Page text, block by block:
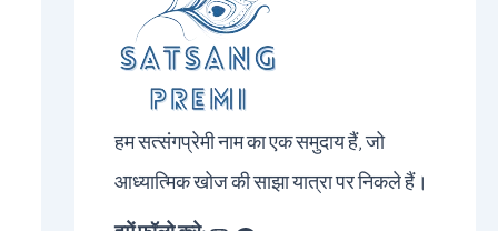
हम सत्संगप्रेमी नाम का एक समुदाय हैं, जो
आध्यात्मिक खोज की साझा यात्रा पर निकले हैं।